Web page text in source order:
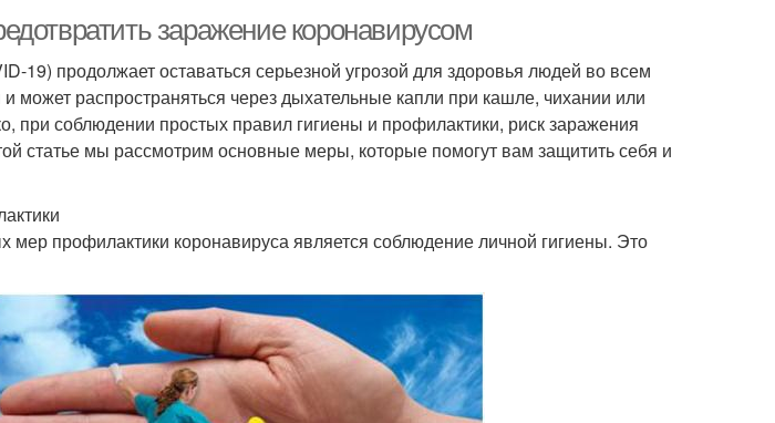
заражение коронавирусом
19) продолжает оставаться серьезной угрозой для здоровья людей во всем
может распространяться через дыхательные капли при кашле, чихании или
при соблюдении простых правил гигиены и профилактики, риск заражения
статье мы рассмотрим основные меры, которые помогут вам защитить себя и
профилактики коронавируса является соблюдение личной гигиены. Это